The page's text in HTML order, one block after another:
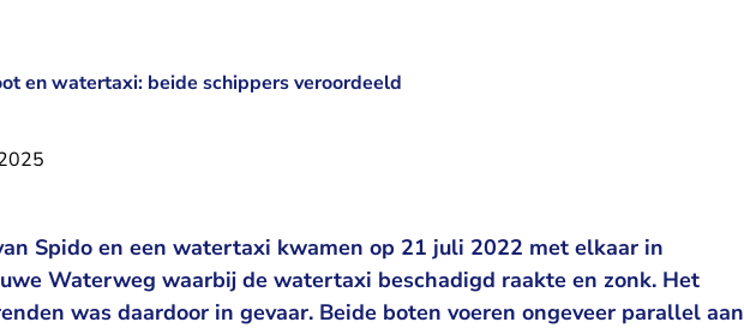
en watertaxi: beide schippers veroordeeld
Spido en een watertaxi kwamen op 21 juli 2022 met elkaar in
Waterweg waarbij de watertaxi beschadigd raakte en zonk. Het
was daardoor in gevaar. Beide boten voeren ongeveer parallel aan